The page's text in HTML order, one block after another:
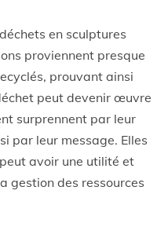
en sculptures
proviennent presque
prouvant ainsi
peut devenir œuvre
surprennent par leur
par leur message. Elles
avoir une utilité et
gestion des ressources